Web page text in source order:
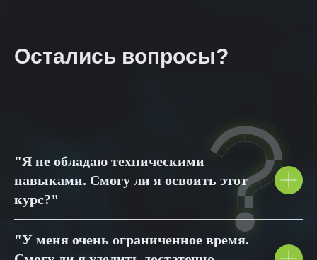
Остались вопросы?
"Я не обладаю техническими
навыками. Смогу ли я освоить этот
курс?"
"У меня очень ограниченное время.